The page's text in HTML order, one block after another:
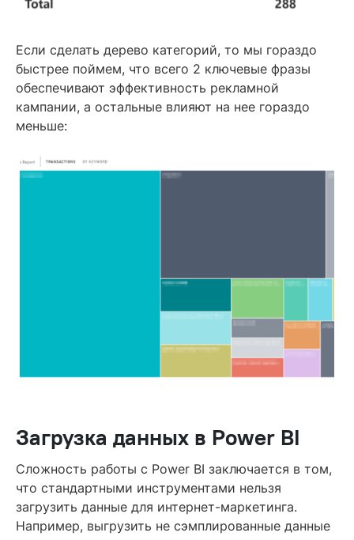
Если сделать дерево категорий, то мы гораздо
быстрее поймем, что всего 2 ключевые фразы
обеспечивают эффективность рекламной
кампании, а остальные влияют на нее гораздо
меньше:
Загрузка данных в Power BI
Сложность работы с Power BI заключается в том,
что стандартными инструментами нельзя
загрузить данные для интернет-маркетинга.
Например, выгрузить не сэмплированные данные